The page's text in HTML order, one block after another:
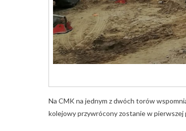
Na CMK na jednym z dwóch torów
kolejowy przywrócony zostanie w pierwszej